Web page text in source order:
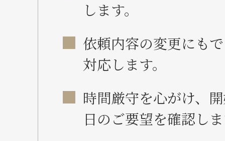
します。
依頼内容の変更にも
対応します。
時間厳守を心がけ、
日のご要望を確認し